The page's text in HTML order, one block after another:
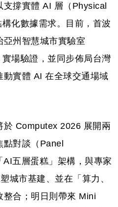
撐實體 AI 層（Physical
化數據需求。目前，首波
州智慧城市實驗室
場驗證，並同步佈局台灣
實體 AI 在全球交通場域
於 Computex 2026 展開兩
對談（Panel
五層蛋糕」架構，與專家
城市基建、並在「算力、
整合；明日則帶來 Mini